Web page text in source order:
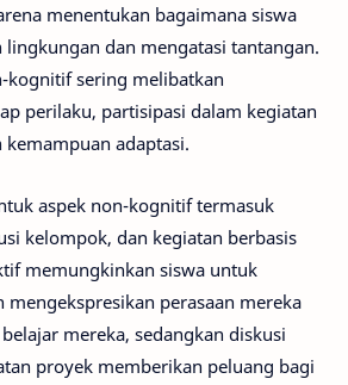
menentukan bagaimana siswa
dan mengatasi tantangan.
kognitif sering melibatkan
perilaku, partisipasi dalam kegiatan
adaptasi.
aspek non-kognitif termasuk
kelompok, dan kegiatan berbasis
memungkinkan siswa untuk
mengekspresikan perasaan mereka
mereka, sedangkan diskusi
proyek memberikan peluang bagi